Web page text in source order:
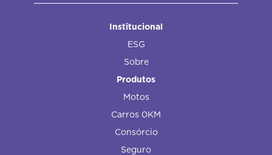
Institucional
ESG
Sobre
Produtos
Motos
Carros 0KM
Consórcio
Seguro